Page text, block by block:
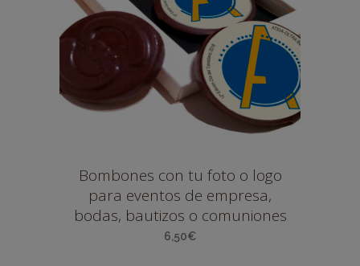
Bombones con tu foto o logo
para eventos de empresa,
bodas, bautizos o comuniones
6,50€